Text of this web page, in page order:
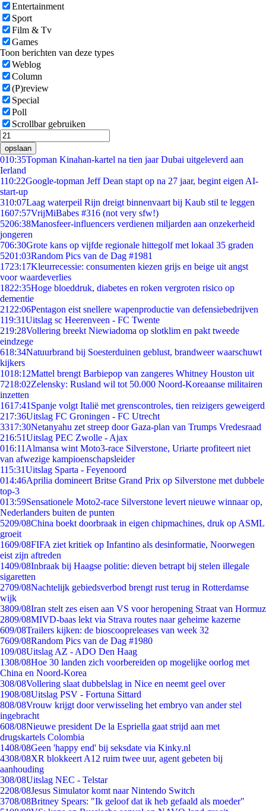
Entertainment
Sport
Film & Tv
Games
Toon berichten van deze types
Weblog
Column
(P)review
Special
Poll
Scrollbar gebruiken
opslaan
010:35Topman Kinahan-kartel na tien jaar Dubai uitgeleverd aan
Ierland
110:22Google-topman Jeff Dean stapt op na 27 jaar, begint eigen AI-
start-up
310:07Laag waterpeil Rijn dreigt binnenvaart bij Kaub stil te leggen
1607:57VrijMiBabes #316 (not very sfw!)
5206:38Manosfeer-influencers verdienen miljarden aan onzekerheid
jongeren
706:30Grote kans op vijfde regionale hittegolf met lokaal 35 graden
5201:03Random Pics van de Dag #1981
1723:17Kleurrecessie: consumenten kiezen grijs en beige uit angst
voor waardeverlies
1822:35Hoge bloeddruk, diabetes en roken vergroten risico op
dementie
21 22:06Pentagon eist snellere wapenproductie van defensiebedrijven
119:31Uitslag sc Heerenveen - FC Twente
219:28Vollering breekt Niewiadoma op slotklim en pakt tweede
eindzege
618:34Natuurbrand bij Soesterduinen geblust, brandweer waarschuwt
kijkers
1018:12Mattel brengt Barbiepop van zangeres Whitney Houston uit
7218:02Zelensky: Rusland wil tot 50.000 Noord-Koreaanse militairen
inzetten
1617:41 Spanje volgt Italië met grenscontroles, tien reizigers geweigerd
217:36Uitslag FC Groningen - FC Utrecht
3317:30Netanyahu zet streep door Gaza-plan van Trumps Vredesraad
216:51Uitslag PEC Zwolle - Ajax
016:11 Almansa wint Moto3-race Silverstone, Uriarte profiteert niet
van afwezige kampioenschapsleider
115:31Uitslag Sparta - Feyenoord
014:46Aprilia domineert Britse Grand Prix op Silverstone met dubbele
top-3
013:59Sensationele Moto2-race Silverstone levert nieuwe winnaar op,
Nederlanders buiten de punten
5209/08China boekt doorbraak in eigen chipmachines, druk op ASML
groeit
1609/08FIFA ziet kritiek op Infantino als desinformatie, Noorwegen
eist zijn aftreden
1409/08Inbraak bij Haagse politie: dieven betrapt bij stelen illegale
sigaretten
2709/08Nachtelijk gebiedsverbod brengt rust terug in Rotterdamse
wijk
3809/08Iran stelt zes eisen aan VS voor heropening Straat van Hormuz
2809/08MIVD-baas lekt via Strava routes naar geheime kazerne
609/08Trailers kijken: de bioscoopreleases van week 32
7609/08Random Pics van de Dag #1980
109/08Uitslag AZ - ADO Den Haag
1308/08Hoe 30 landen zich voorbereiden op mogelijke oorlog met
China en Noord-Korea
308/08Vollering slaat dubbelslag in Nice en neemt geel over
1908/08Uitslag PSV - Fortuna Sittard
808/08Vrouw krijgt door verwisseling het embryo van ander stel
ingebracht
608/08Nieuwe president De la Espriella gaat strijd aan met
drugskartels Colombia
1408/08Geen 'happy end' bij seksdate via Kinky.nl
4308/08XR blokkeert A12 ruim twee uur, agent gebeten bij
aanhouding
308/08Uitslag NEC - Telstar
2208/08Jesus Simulator komt naar Nintendo Switch
3708/08Britney Spears: "Ik geloof dat ik heb gefaald als moeder"